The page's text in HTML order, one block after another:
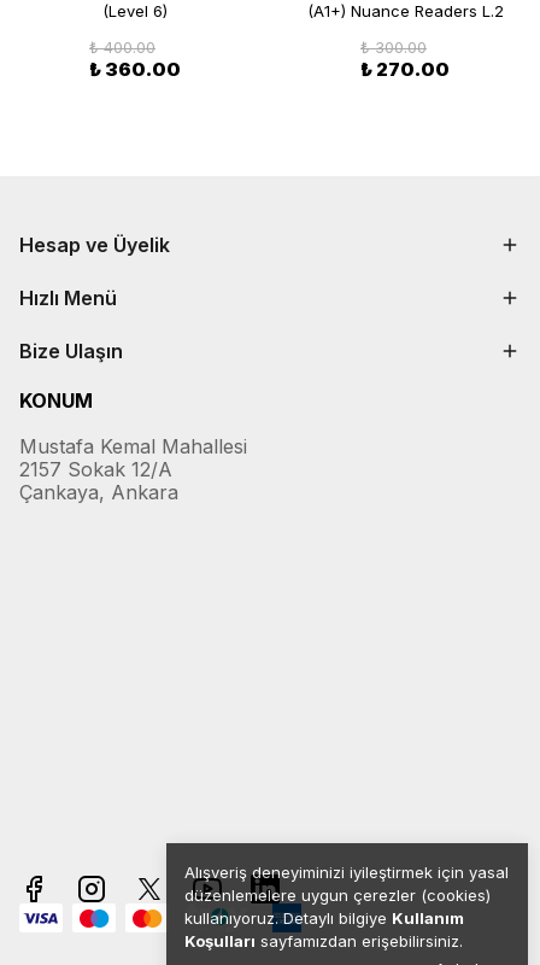
Alışveriş deneyiminizi iyileştirmek için yasal
düzenlemelere uygun çerezler (cookies)
kullanıyoruz. Detaylı bilgiye Kullanım
Koşulları sayfamızdan erişebilirsiniz.
(Level 6)
₺ 400.00
₺ 360.00
(A1+) Nuance Readers L.2
₺ 300.00
₺ 270.00
Hesap ve Üyelik
Hızlı Menü
Bize Ulaşın
KONUM
Mustafa Kemal Mahallesi
2157 Sokak 12/A
Çankaya, Ankara